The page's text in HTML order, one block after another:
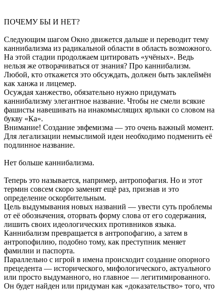
ПОЧЕМУ БЫ И НЕТ?
Следующим шагом Окно движется дальше и переводит тему
каннибализма из радикальной области в область возможного.
На этой стадии продолжаем цитировать «учёных». Ведь
нельзя же отворачиваться от знания? Про каннибализм.
Любой, кто откажется это обсуждать, должен быть заклеймён
как ханжа и лицемер.
Осуждая ханжество, обязательно нужно придумать
каннибализму элегантное название. Чтобы не смели всякие
фашисты навешивать на инакомыслящих ярлыки со словом на
букву «Ка».
Внимание! Создание эвфемизма — это очень важный момент.
Для легализации немыслимой идеи необходимо подменить её
подлинное название.
Нет больше каннибализма.
Теперь это называется, например, антропофагия. Но и этот
термин совсем скоро заменят ещё раз, признав и это
определение оскорбительным.
Цель выдумывания новых названий — увести суть проблемы
от её обозначения, оторвать форму слова от его содержания,
лишить своих идеологических противников языка.
Каннибализм превращается в антропофагию, а затем в
антропофилию, подобно тому, как преступник меняет
фамилии и паспорта.
Параллельно с игрой в имена происходит создание опорного
прецедента — исторического, мифологического, актуального
или просто выдуманного, но главное — легитимированного.
Он будет найден или придуман как «доказательство» того, что